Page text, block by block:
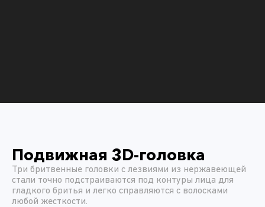
Подвижная 3D-головка
Три бритвенные головки с лезвиями из нержавеющей
стали точно подстраиваются под контуры лица для
гладкого бритья и легко справляются с волосками
любой жесткости.